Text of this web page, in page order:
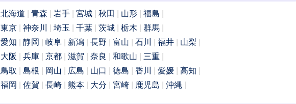
北海道 青森 岩手 宮城 秋田 山形
福島
東京 神奈川 埼玉 千葉 茨城 栃木
群馬
愛知 静岡 岐阜 新潟 長野 富山 石川 福井
山梨
大阪 兵庫 京都 滋賀 奈良 和歌山
三重
鳥取 島根 岡山 広島 山口 徳島 香川 愛媛
高知
福岡 佐賀 長崎 熊本 大分 宮崎 鹿児島 沖縄